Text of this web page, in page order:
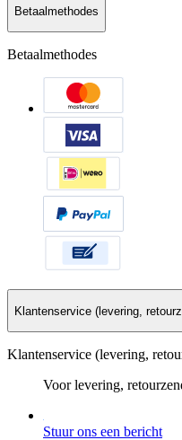
Betaalmethodes
Betaalmethodes
Klantenservice (levering,
Klantenservice (levering,
Voor levering,
Stuur ons een bericht